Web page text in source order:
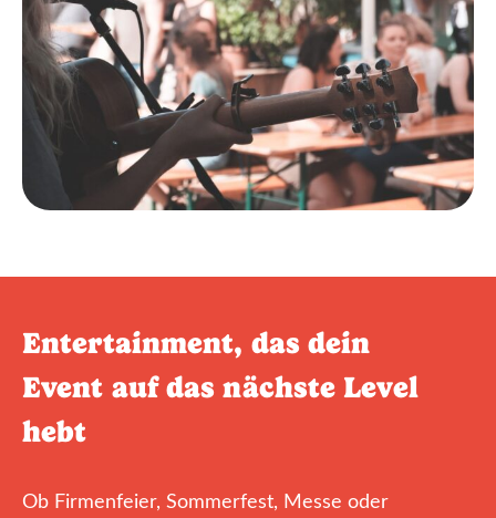
Entertainment, das dein
Event auf das nächste Level
hebt
Ob Firmenfeier, Sommerfest, Messe oder